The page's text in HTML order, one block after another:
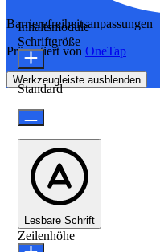
Barrierefreiheitsanpassungen
Präsentiert von OneTap
Werkzeugleiste ausblenden
Inhaltsmodule
Schriftgröße
Standard
Lesbare Schrift
Zeilenhöhe